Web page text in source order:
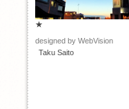
★
designed by WebVision
Taku Saito